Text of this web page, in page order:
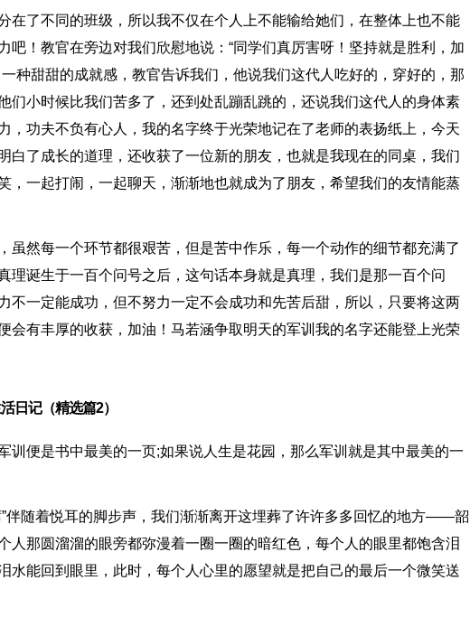
在了不同的班级，所以我不仅在个人上不能输给她们，在整体上也不能
吧！教官在旁边对我们欣慰地说：“同学们真厉害呀！坚持就是胜利，加
种甜甜的成就感，教官告诉我们，他说我们这代人吃好的，穿好的，那
们小时候比我们苦多了，还到处乱蹦乱跳的，还说我们这代人的身体素
，功夫不负有心人，我的名字终于光荣地记在了老师的表扬纸上，今天
白了成长的道理，还收获了一位新的朋友，也就是我现在的同桌，我们
，一起打闹，一起聊天，渐渐地也就成为了朋友，希望我们的友情能蒸
虽然每一个环节都很艰苦，但是苦中作乐，每一个动作的细节都充满了
理诞生于一百个问号之后，这句话本身就是真理，我们是那一百个问
不一定能成功，但不努力一定不会成功和先苦后甜，所以，只要将这两
会有丰厚的收获，加油！马若涵争取明天的军训我的名字还能登上光荣
日记（精选篇2）
训便是书中最美的一页;如果说人生是花园，那么军训就是其中最美的一
”伴随着悦耳的脚步声，我们渐渐离开这埋葬了许许多多回忆的地方——韶
人那圆溜溜的眼旁都弥漫着一圈一圈的暗红色，每个人的眼里都饱含泪
水能回到眼里，此时，每个人心里的愿望就是把自己的最后一个微笑送